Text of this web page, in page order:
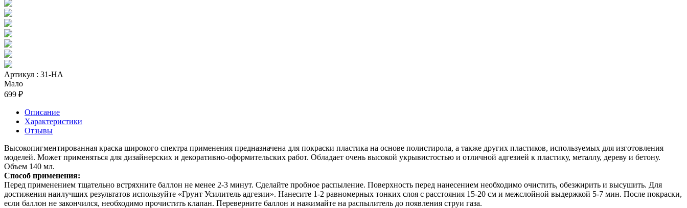
Артикул : 31-НА
Мало
699 ₽
Описание
Характеристики
Отзывы
Высокопигментированная краска широкого спектра применения предназначена для покраски пластика на основе полистирола, а также других пластиков, используемых для изготовления
моделей. Может применяться для дизайнерских и декоративно-оформительских работ. Обладает очень высокой укрывистостью и отличной адгезией к пластику, металлу, дереву и бетону.
Объем 140 мл.
Способ применения:
Перед применением тщательно встряхните баллон не менее 2-3 минут. Сделайте пробное распыление. Поверхность перед нанесением необходимо очистить, обезжирить и высушить. Для
достижения наилучших результатов используйте «Грунт Усилитель адгезии». Нанесите 1-2 равномерных тонких слоя с расстояния 15-20 см и межслойной выдержкой 5-7 мин. После покраски,
если баллон не закончился, необходимо прочистить клапан. Переверните баллон и нажимайте на распылитель до появления струи газа.